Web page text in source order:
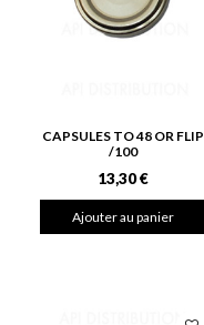
CAPSULES TO 48 OR FLIP
/100
13,30 €
Ajouter au panier